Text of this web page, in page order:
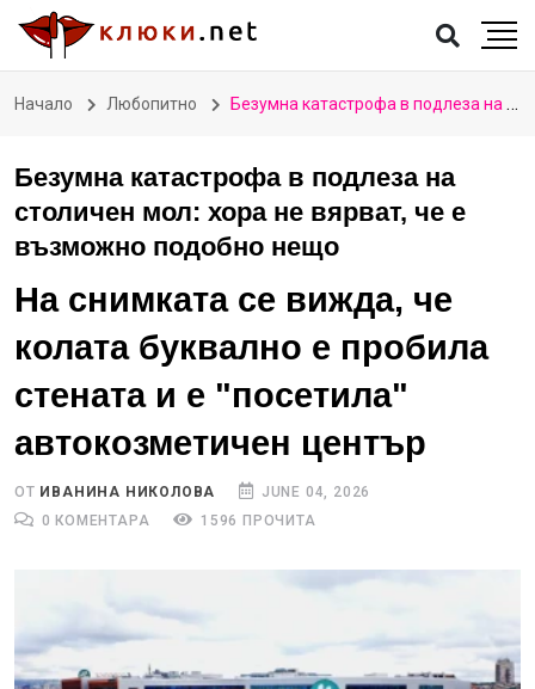
Начало Любопитно Безумна катастрофа в подлеза на столичен мол: хора не вярват, че е възможно подобно нещо
Безумна катастрофа в подлеза на
столичен мол: хора не вярват, че е
възможно подобно нещо
На снимката се вижда, че
колата буквално е пробила
стената и е "посетила"
автокозметичен център
ОТ ИВАНИНА НИКОЛОВА
JUNE 04, 2026
0 КОМЕНТАРА
1596 ПРОЧИТА